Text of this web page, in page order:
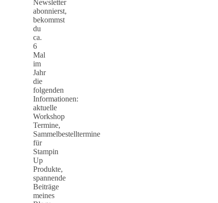
Newsletter
abonnierst,
bekommst
du
ca.
6
Mal
im
Jahr
die
folgenden
Informationen:
aktuelle
Workshop
Termine,
Sammelbestelltermine
für
Stampin
Up
Produkte,
spannende
Beiträge
meines